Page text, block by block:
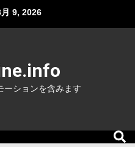
月 9, 2026
ーションを含みます